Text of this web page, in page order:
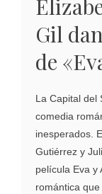
Gil
de
La Capital del
comedia
inesperados.
Gutiérrez y
película Eva y
romántica